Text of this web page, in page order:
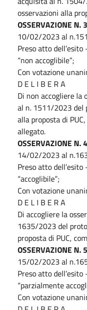
osservazioni alla
OSSERVAZIONE N. 3
10/02/2023 al
Preso atto
“non accoglibile”;
Con votazione
D E L I B E R A
Di non accogliere la
al n. 1511/2023 del
alla proposta di
allegato.
OSSERVAZIONE N. 4
14/02/2023 al
Preso atto
“accoglibile”;
Con votazione
D E L I B E R A
Di accogliere la
1635/2023 del
proposta di PUC,
OSSERVAZIONE N. 5
15/02/2023 al
Preso atto
“parzialmente
Con votazione